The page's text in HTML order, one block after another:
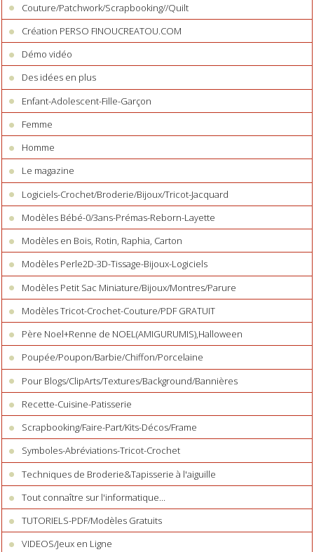
Couture/Patchwork/Scrapbooking//Quilt
Création PERSO FINOUCREATOU.COM
Démo vidéo
Des idées en plus
Enfant-Adolescent-Fille-Garçon
Femme
Homme
Le magazine
Logiciels-Crochet/Broderie/Bijoux/Tricot-Jacquard
Modèles Bébé-0/3ans-Prémas-Reborn-Layette
Modèles en Bois, Rotin, Raphia, Carton
Modèles Perle2D-3D-Tissage-Bijoux-Logiciels
Modèles Petit Sac Miniature/Bijoux/Montres/Parure
Modèles Tricot-Crochet-Couture/PDF GRATUIT
Père Noel+Renne de NOEL(AMIGURUMIS),Halloween
Poupée/Poupon/Barbie/Chiffon/Porcelaine
Pour Blogs/ClipArts/Textures/Background/Bannières
Recette-Cuisine-Patisserie
Scrapbooking/Faire-Part/Kits-Décos/Frame
Symboles-Abréviations-Tricot-Crochet
Techniques de Broderie&Tapisserie à l'aiguille
Tout connaître sur l'informatique...
TUTORIELS-PDF/Modèles Gratuits
VIDEOS/Jeux en Ligne